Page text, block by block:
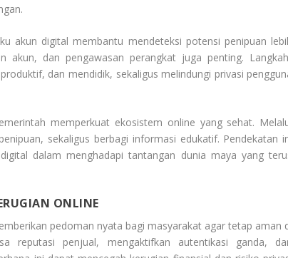
akun digital membantu mendeteksi potensi penipuan
akun, dan pengawasan perangkat juga penting.
dan mendidik, sekaligus melindungi privasi
memperkuat ekosistem online yang sehat.
sekaligus berbagi informasi edukatif. Pendekatan
dalam menghadapi tantangan dunia maya yang
ONLINE
pedoman nyata bagi masyarakat agar tetap aman
reputasi penjual, mengaktifkan autentikasi ganda,